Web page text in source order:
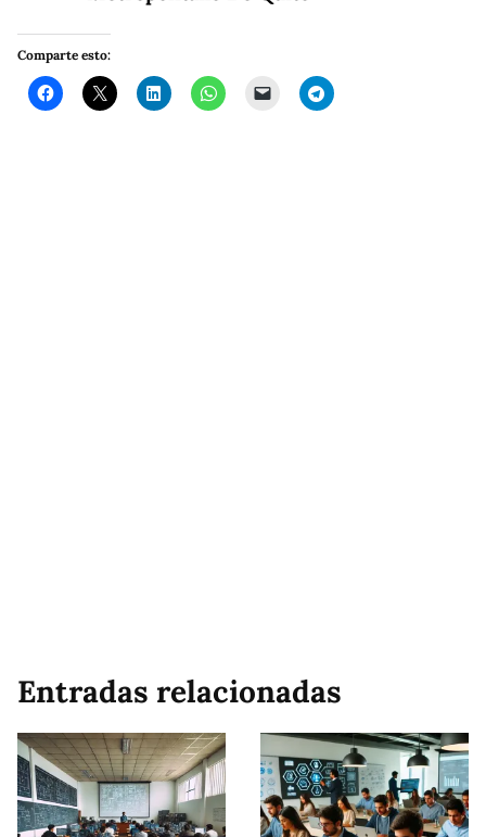
Comparte esto:
Entradas relacionadas